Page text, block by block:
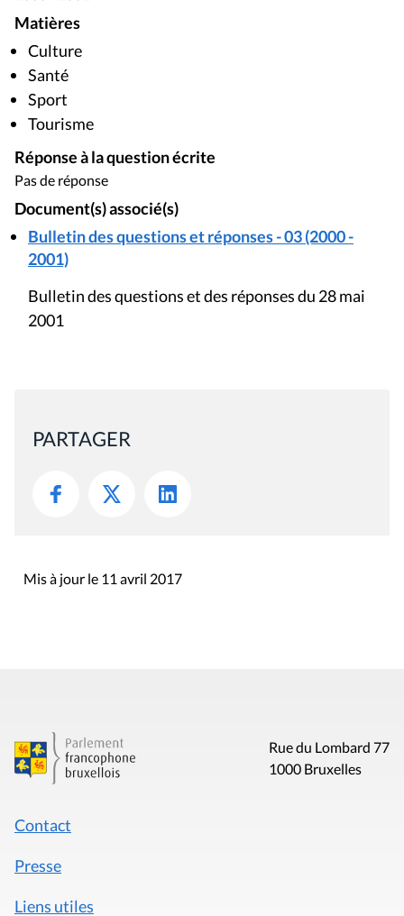
Matières
Culture
Santé
Sport
Tourisme
Réponse à la question écrite
Pas de réponse
Document(s) associé(s)
Bulletin des questions et réponses - 03 (2000 -
2001)
Bulletin des questions et des réponses du 28 mai
2001
PARTAGER
Mis à jour le 11 avril 2017
Rue du Lombard 77
1000 Bruxelles
Contact
Presse
Liens utiles